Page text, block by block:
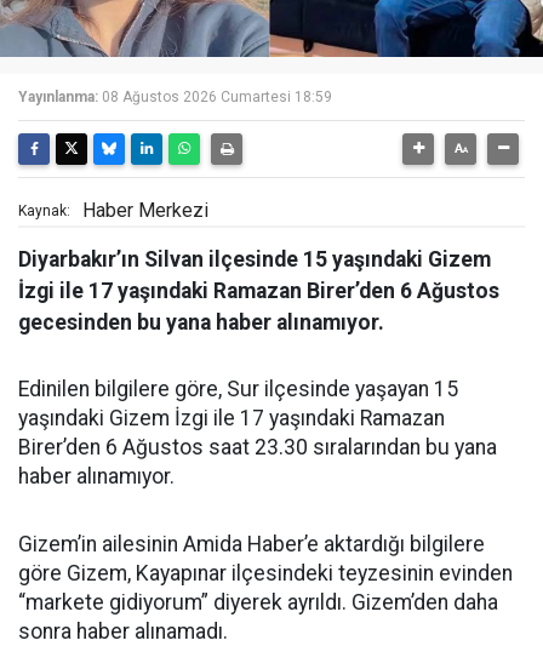
Yayınlanma: 08 Ağustos 2026 Cumartesi 18:59
Kaynak: Haber Merkezi
Diyarbakır’ın Silvan ilçesinde 15 yaşındaki Gizem
İzgi ile 17 yaşındaki Ramazan Birer’den 6 Ağustos
gecesinden bu yana haber alınamıyor.
Edinilen bilgilere göre, Sur ilçesinde yaşayan 15
yaşındaki Gizem İzgi ile 17 yaşındaki Ramazan
Birer’den 6 Ağustos saat 23.30 sıralarından bu yana
haber alınamıyor.
Gizem’in ailesinin Amida Haber’e aktardığı bilgilere
göre Gizem, Kayapınar ilçesindeki teyzesinin evinden
“markete gidiyorum” diyerek ayrıldı. Gizem’den daha
sonra haber alınamadı.